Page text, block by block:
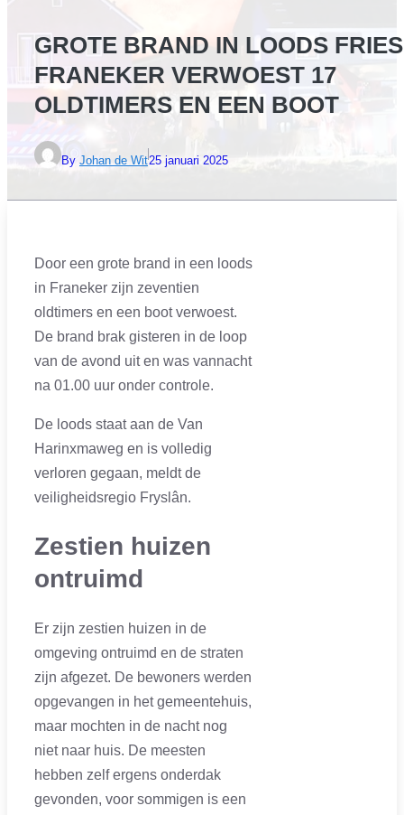
GROTE BRAND IN LOODS
FRANEKER VERWOEST 17
OLDTIMERS EN EEN BOOT
By Johan de Wit25 januari 2025
Door een grote brand in een loods
in Franeker zijn zeventien
oldtimers en een boot verwoest.
De brand brak gisteren in de loop
van de avond uit en was vannacht
na 01.00 uur onder controle.
De loods staat aan de Van
Harinxmaweg en is volledig
verloren gegaan, meldt de
veiligheidsregio Fryslân.
Zestien huizen
ontruimd
Er zijn zestien huizen in de
omgeving ontruimd en de straten
zijn afgezet. De bewoners werden
opgevangen in het gemeentehuis,
maar mochten in de nacht nog
niet naar huis. De meesten
hebben zelf ergens onderdak
gevonden, voor sommigen is een